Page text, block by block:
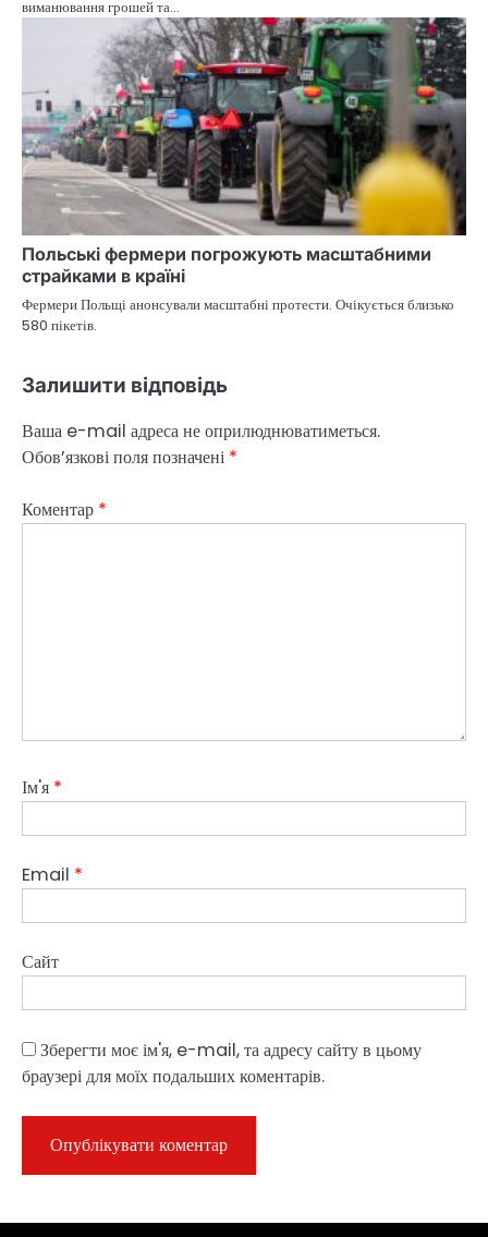
виманювання грошей та…
Польські фермери погрожують масштабними
страйками в країні
Фермери Польщі анонсували масштабні протести. Очікується близько
580 пікетів.
Залишити відповідь
Ваша e-mail адреса не оприлюднюватиметься.
Обов’язкові поля позначені *
Коментар *
Ім'я *
Email *
Сайт
Зберегти моє ім'я, e-mail, та адресу сайту в цьому
браузері для моїх подальших коментарів.